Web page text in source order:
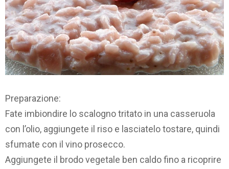
Preparazione:
Fate imbiondire lo scalogno tritato in una casseruola
con l’olio, aggiungete il riso e lasciatelo tostare, quindi
sfumate con il vino prosecco.
Aggiungete il brodo vegetale ben caldo fino a ricoprire